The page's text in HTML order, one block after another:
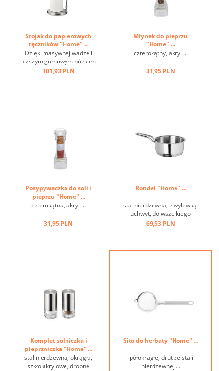
Stojak do papierowych
ręczników "Home" ...
Dzięki masywnej wadze i
niższym gumowym nóżkom
jest antypoślizgowy i
101,93 PLN
Młynek do pieprzu
"Home" ...
czterokątny, akryl ...
31,95 PLN
Posypywaczka do soli i
pieprzu "Home" ...
czterokątna, akryl ...
31,95 PLN
Rondel "Home" ...
stal nierdzewna, z wylewką,
uchwyt, do wszelkiego
rodzaju kuchenek ...
69,53 PLN
Komplet solniczka i
pieprzniczka "Home" ...
stal nierdzewna, okrągła,
szkło akrylowe, drobne
Sito do herbaty "Home" ...
półokrągłe, drut ze stali
nierdzewnej ...